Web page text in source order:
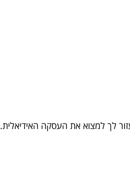
לך למצוא את העסקה האידיאלית.